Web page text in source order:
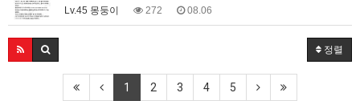
Lv.45 몽둥이 272 08.06
정렬
1 2 3 4 5